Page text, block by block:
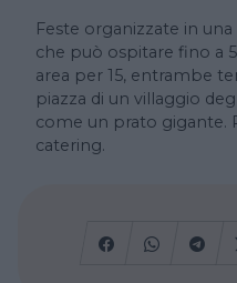
Feste organizzate in
che può ospitare fino a
area per 15, entrambe
piazza di un villaggio
come un prato gigante.
catering.